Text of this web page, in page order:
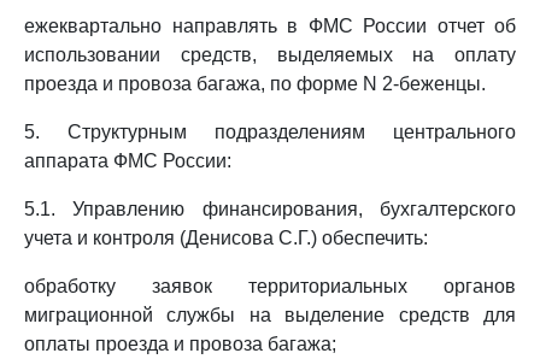
ежеквартально направлять в ФМС России отчет об
использовании средств, выделяемых на оплату
проезда и провоза багажа, по форме N 2-беженцы.
5. Структурным подразделениям центрального
аппарата ФМС России:
5.1. Управлению финансирования, бухгалтерского
учета и контроля (Денисова С.Г.) обеспечить:
обработку заявок территориальных органов
миграционной службы на выделение средств для
оплаты проезда и провоза багажа;